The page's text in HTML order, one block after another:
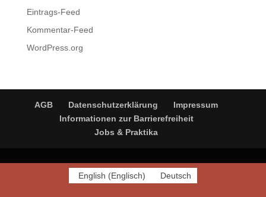
Eintrags-Feed
Kommentar-Feed
WordPress.org
AGB Datenschutzerklärung
Impressum
Informationen zur Barrierefreiheit
Jobs & Praktika
English (Englisch) Deutsch